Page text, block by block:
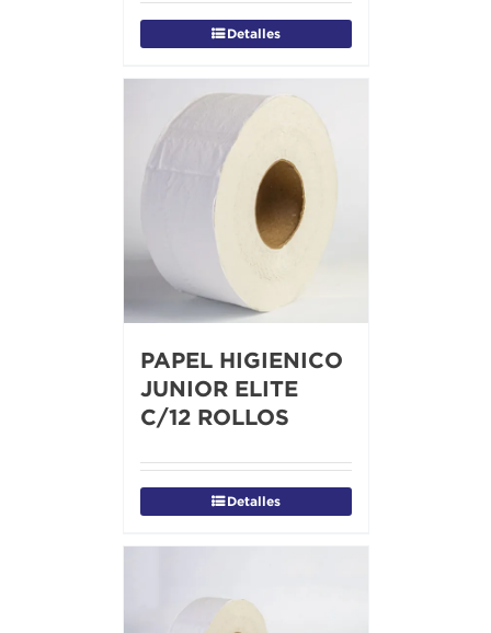
Detalles
PAPEL HIGIENICO
JUNIOR ELITE
C/12 ROLLOS
Detalles